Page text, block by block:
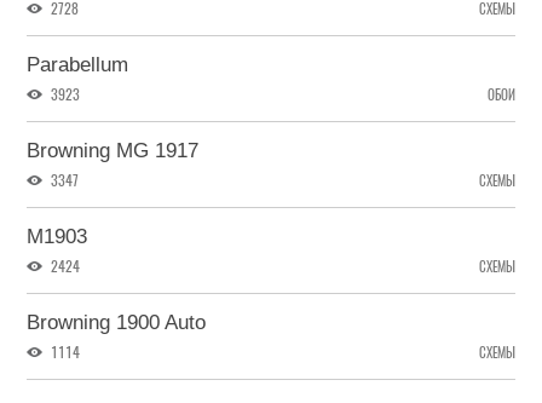
2728 СХЕМЫ
Parabellum
3923 ОБОИ
Browning MG 1917
3347 СХЕМЫ
M1903
2424 СХЕМЫ
Browning 1900 Auto
1114 СХЕМЫ